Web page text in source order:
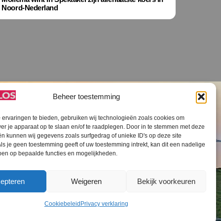
Beheer toestemming
ervaringen te bieden, gebruiken wij technologieën zoals cookies om
je apparaat op te slaan en/of te raadplegen. Door in te stemmen met deze
kunnen wij gegevens zoals surfgedrag of unieke ID's op deze site
je geen toestemming geeft of uw toestemming intrekt, kan dit een nadelige
op bepaalde functies en mogelijkheden.
Weigeren Bekijk voorkeuren
Cookiebeleid Privacy verklaring
Noord-Nederland
SLOS ANBI Contact
Cookiebeleid (EU)